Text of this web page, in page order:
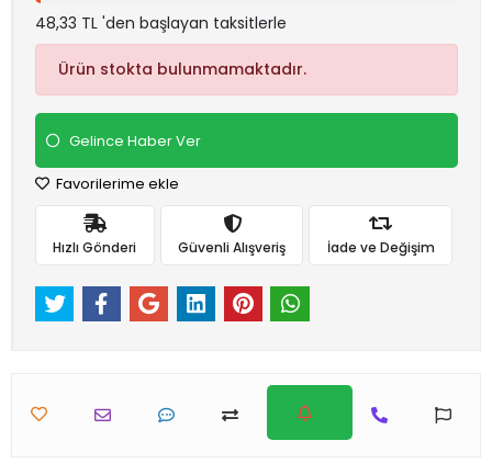
48,33 TL 'den başlayan taksitlerle
Ürün stokta bulunmamaktadır.
Gelince Haber Ver
Favorilerime ekle
Hızlı Gönderi Güvenli Alışveriş İade ve Değişim